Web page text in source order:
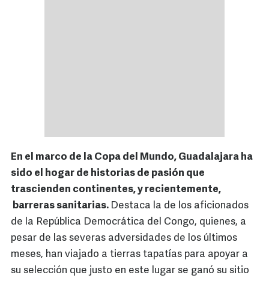
En el marco de la Copa del Mundo, Guadalajara ha
sido el hogar de historias de pasión que
trascienden continentes, y recientemente,
barreras sanitarias. Destaca la de los aficionados
de la República Democrática del Congo, quienes, a
pesar de las severas adversidades de los últimos
meses, han viajado a tierras tapatías para apoyar a
su selección que justo en este lugar se ganó su sitio